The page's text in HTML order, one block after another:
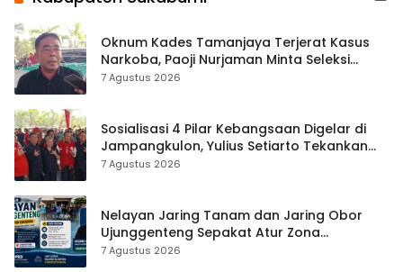
Oknum Kades Tamanjaya Terjerat Kasus
Narkoba, Paoji Nurjaman Minta Seleksi
Calon Kades Diperketat
7 Agustus 2026
Sosialisasi 4 Pilar Kebangsaan Digelar di
Jampangkulon, Yulius Setiarto Tekankan
Pentingnya Persatuan
7 Agustus 2026
Nelayan Jaring Tanam dan Jaring Obor
Ujunggenteng Sepakat Atur Zona
Penangkapan
7 Agustus 2026